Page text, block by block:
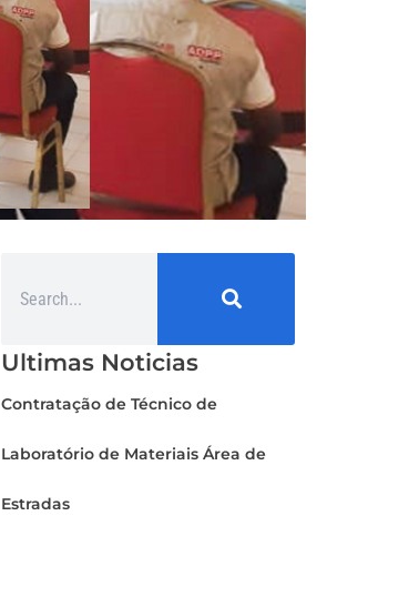
Ultimas Noticias
Contratação de Técnico de
Laboratório de Materiais Área de
Estradas